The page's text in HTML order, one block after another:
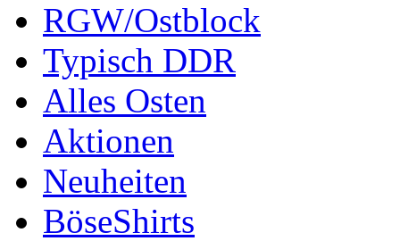
RGW/Ostblock
Typisch DDR
Alles Osten
Aktionen
Neuheiten
BöseShirts